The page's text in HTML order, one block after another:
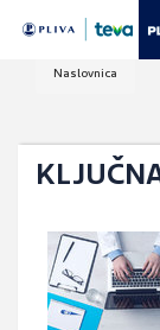
Naslovnica